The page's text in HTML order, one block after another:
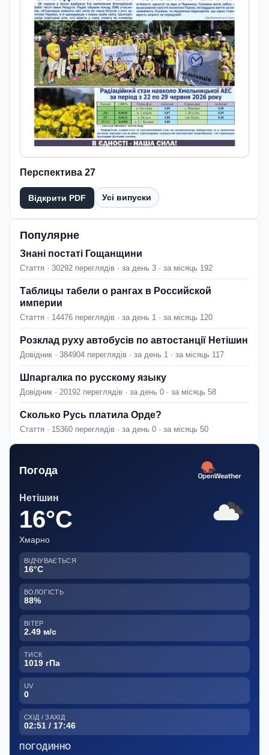
Перспектива 27
Відкрити PDF Усі випуски
Популярне
Знані постаті Гощанщини
Стаття · 30292 переглядів · за день 3 · за місяць 192
Таблицы табели о рангах в Российской
империи
Стаття · 14476 переглядів · за день 1 · за місяць 120
Розклад руху автобусів по автостанції Нетішин
Довідник · 384904 переглядів · за день 1 · за місяць 117
Шпаргалка по русскому языку
Довідник · 20192 переглядів · за день 0 · за місяць 58
Сколько Русь платила Орде?
Стаття · 15360 переглядів · за день 0 · за місяць 50
Погода
Нетішин
16°C
Хмарно
ВІДЧУВАЄТЬСЯ
16°C
ВОЛОГІСТЬ
88%
ВІТЕР
2.49 м/с
ТИСК
1019 гПа
UV
0
СХІД / ЗАХІД
02:51 / 17:46
ПОГОДИННО